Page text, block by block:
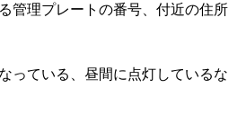
管理プレートの番号、付近の住所
っている、昼間に点灯しているな